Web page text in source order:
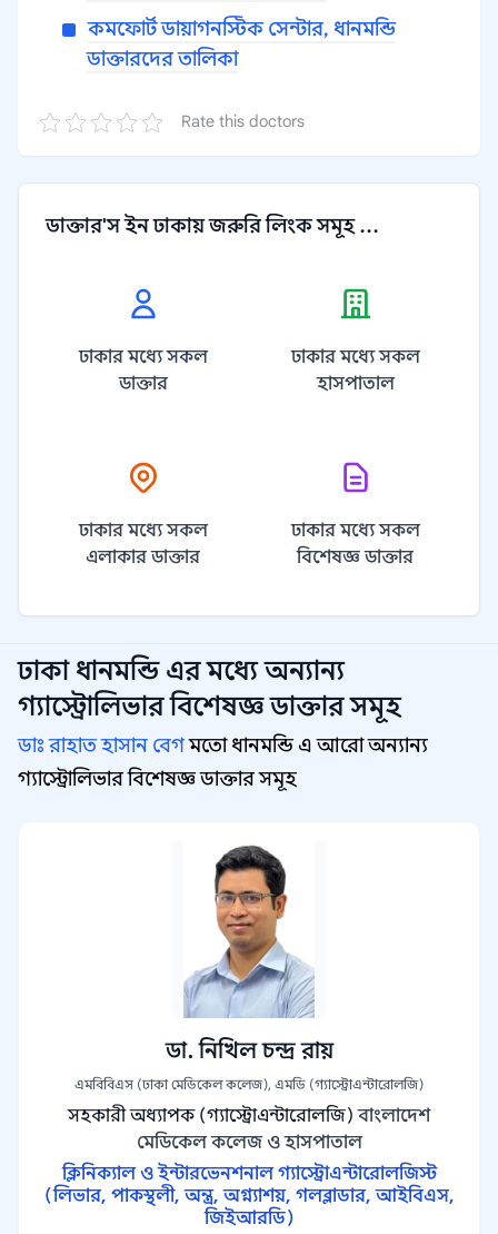
কমফোর্ট ডায়াগনস্টিক সেন্টার, ধানমন্ডি
ডাক্তারদের তালিকা
Rate this doctors
ডাক্তার'স ইন ঢাকায় জরুরি লিংক সমূহ ...
ঢাকার মধ্যে সকল
ডাক্তার
ঢাকার মধ্যে সকল
হাসপাতাল
ঢাকার মধ্যে সকল
এলাকার ডাক্তার
ঢাকার মধ্যে সকল
বিশেষজ্ঞ ডাক্তার
ঢাকা ধানমন্ডি এর মধ্যে অন্যান্য
গ্যাস্ট্রোলিভার বিশেষজ্ঞ ডাক্তার সমূহ
ডাঃ রাহাত হাসান বেগমতো ধানমন্ডি এ আরো অন্যান্য
গ্যাস্ট্রোলিভার বিশেষজ্ঞ ডাক্তার সমূহ
ডা. নিখিল চন্দ্র রায়
এমবিবিএস (ঢাকা মেডিকেল কলেজ), এমডি (গ্যাস্ট্রোএন্টারোলজি)
সহকারী অধ্যাপক (গ্যাস্ট্রোএন্টারোলজি) বাংলাদেশ
মেডিকেল কলেজ ও হাসপাতাল
ক্লিনিক্যাল ও ইন্টারভেনশনাল গ্যাস্ট্রোএন্টারোলজিস্ট
(লিভার, পাকস্থলী, অন্ত্র, অগ্ন্যাশয়, গলব্লাডার, আইবিএস,
জিইআরডি)